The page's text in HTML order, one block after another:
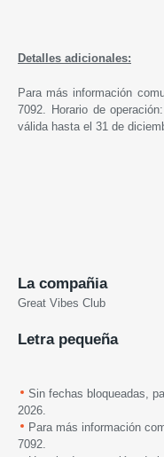
Detalles adicionales:
Para más información
7092. Horario de
válida hasta el 31 de
La compañia
Great Vibes Club
Letra pequeña
Sin fechas bloqueadas,
2026.
Para más información
7092.